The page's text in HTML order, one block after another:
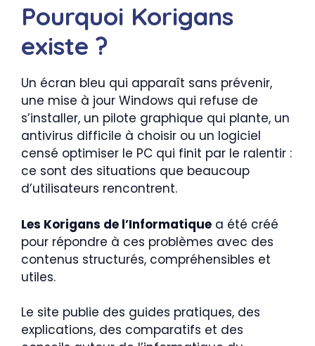
Pourquoi Korigans
existe ?
Un écran bleu qui apparaît sans prévenir,
une mise à jour Windows qui refuse de
s’installer, un pilote graphique qui plante, un
antivirus difficile à choisir ou un logiciel
censé optimiser le PC qui finit par le ralentir :
ce sont des situations que beaucoup
d’utilisateurs rencontrent.
Les Korigans de l’Informatique a été créé
pour répondre à ces problèmes avec des
contenus structurés, compréhensibles et
utiles.
Le site publie des guides pratiques, des
explications, des comparatifs et des